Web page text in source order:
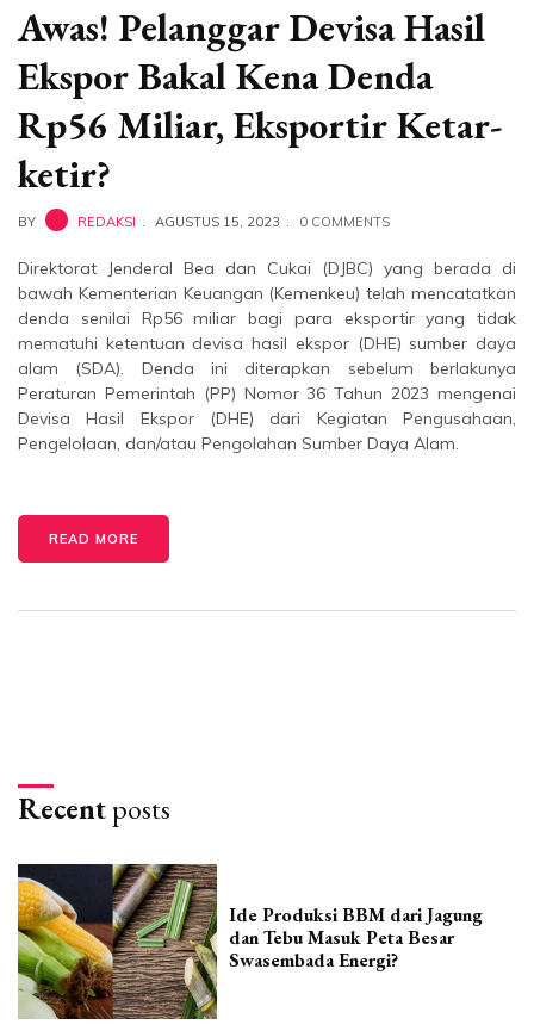
Awas! Pelanggar Devisa Hasil
Ekspor Bakal Kena Denda
Rp56 Miliar, Eksportir Ketar-
ketir?
BY REDAKSI AGUSTUS 15, 2023 0 COMMENTS
Direktorat Jenderal Bea dan Cukai (DJBC) yang berada di
bawah Kementerian Keuangan (Kemenkeu) telah mencatatkan
denda senilai Rp56 miliar bagi para eksportir yang tidak
mematuhi ketentuan devisa hasil ekspor (DHE) sumber daya
alam (SDA). Denda ini diterapkan sebelum berlakunya
Peraturan Pemerintah (PP) Nomor 36 Tahun 2023 mengenai
Devisa Hasil Ekspor (DHE) dari Kegiatan Pengusahaan,
Pengelolaan, dan/atau Pengolahan Sumber Daya Alam.
READ MORE
Recentposts
Ide Produksi BBM dari Jagung
dan Tebu Masuk Peta Besar
Swasembada Energi?